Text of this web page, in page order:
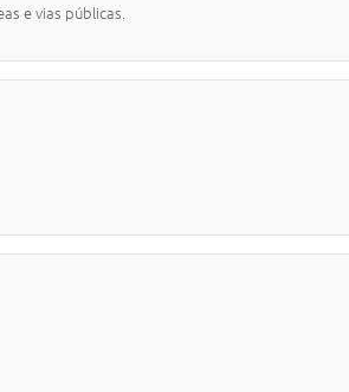
e vias públicas.